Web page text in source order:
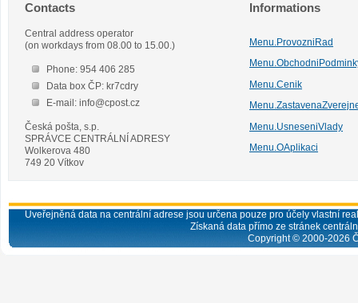
Contacts
Central address operator
(on workdays from 08.00 to 15.00.)
Phone: 954 406 285
Data box ČP: kr7cdry
E-mail: info@cpost.cz
Česká pošta, s.p.
SPRÁVCE CENTRÁLNÍ ADRESY
Wolkerova 480
749 20 Vítkov
Informations
Menu.ProvozniRad
Menu.Cenik
Menu.UsneseniVlady
Menu.OAplikaci
Uveřejněná data na centrální adrese jsou určena pouze pro účely vlastní
Získaná data přímo ze stránek
Copyright © 2000-2026